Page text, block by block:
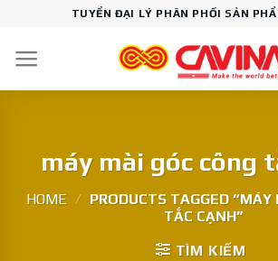
content
TUYỂN ĐẠI LÝ PHÂN PHỐI SẢN
máy mài góc công
HOME / PRODUCTS TAGGED “MÁY
TẮC CẠNH”
TÌM KIẾM